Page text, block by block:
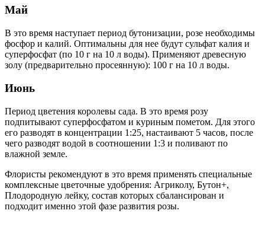
Май
В это время наступает период бутонизации, розе необходимы
фосфор и калий. Оптимальны для нее будут сульфат калия и
суперфосфат (по 10 г на 10 л воды). Применяют древесную
золу (предварительно просеянную): 100 г на 10 л воды.
Июнь
Период цветения королевы сада. В это время розу
подпитывают суперфосфатом и куриным пометом. Для этого
его разводят в концентрации 1:25, настаивают 5 часов, после
чего разводят водой в соотношении 1:3 и поливают по
влажной земле.
Флористы рекомендуют в это время применять специальные
комплексные цветочные удобрения: Агриколу, Бутон+,
Плодородную лейку, состав которых сбалансирован и
подходит именно этой фазе развития розы.